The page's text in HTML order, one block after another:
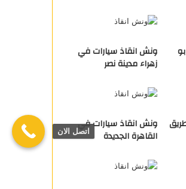
ونش انقاذ سيارات في
زهراء مدينة نصر
ونش انقاذ سيارات في
القاهرة الجديدة
اتصل الان